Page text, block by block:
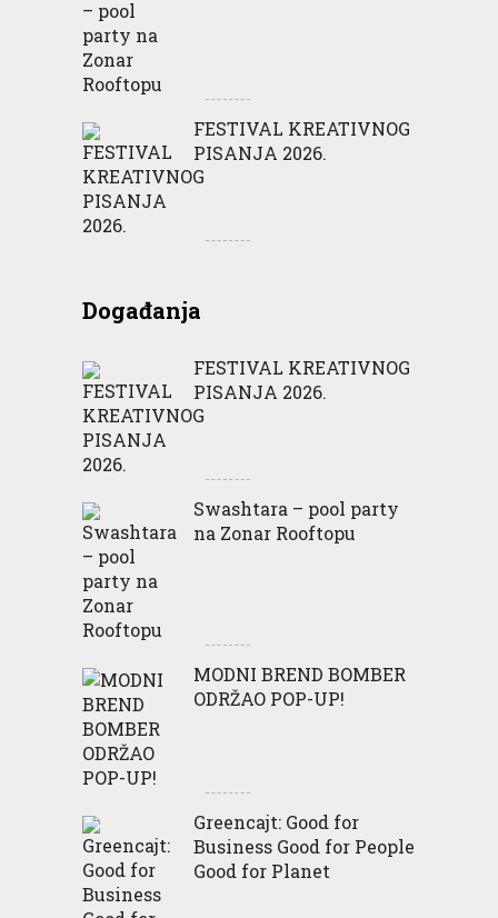
FESTIVAL KREATIVNOG
PISANJA 2026.
Događanja
FESTIVAL KREATIVNOG
PISANJA 2026.
Swashtara – pool party
na Zonar Rooftopu
MODNI BREND BOMBER
ODRŽAO POP-UP!
Greencajt: Good for
Business Good for People
Good for Planet